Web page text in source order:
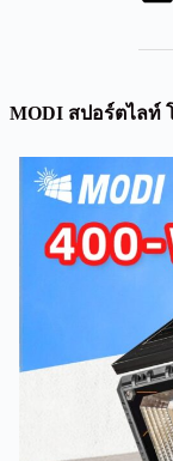
MODI สปอร์ตไลท์